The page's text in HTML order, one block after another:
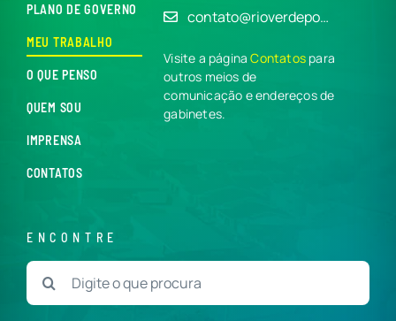
PLANO DE GOVERNO
MEU TRABALHO
O QUE PENSO
QUEM SOU
IMPRENSA
CONTATOS
contato@rioverdepo…
Visite a páginaContatos para
outros meios de
comunicação e endereços de
gabinetes.
ENCONTRE
Buscar
resultados